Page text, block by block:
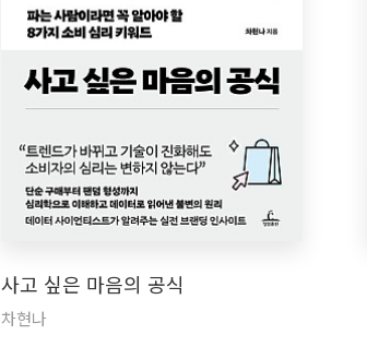
사고 싶은 마음의 공식
차현나